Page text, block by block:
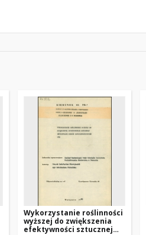
Wykorzystanie roślinności
wyższej do zwiększenia
efektywności sztucznej